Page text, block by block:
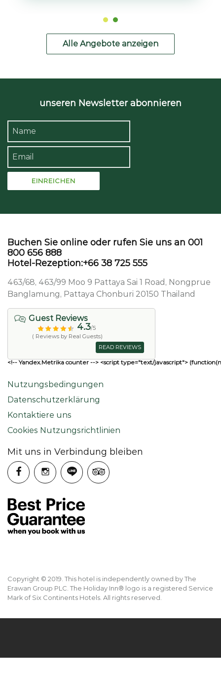
Alle Angebote anzeigen
unseren Newsletter abonnieren
Buchen Sie online oder rufen Sie uns an 001
800 656 888
Hotel-Rezeption:+66 38 725 555
463/68, 463/99 Moo 9 Pattaya Sai 1 Road, Nongprue
Banglamung, Pattaya Chonburi 20150 Thailand
Guest Reviews
4.3/5
( Reviews by Real Guests)
READ REVIEWS
<!-- Yandex.Metrika counter --> <script type="text/javascript">
Nutzungsbedingungen
Datenschutzerklärung
Kontaktiere uns
Cookies Nutzungsrichtlinien
Mit uns in Verbindung bleiben
Copyright © 2019. This hotel is independently owned by The
Erawan Group PLC. The Holiday Inn® logo is a registered Service
Mark of Six Continents Hotels. All rights reserved.